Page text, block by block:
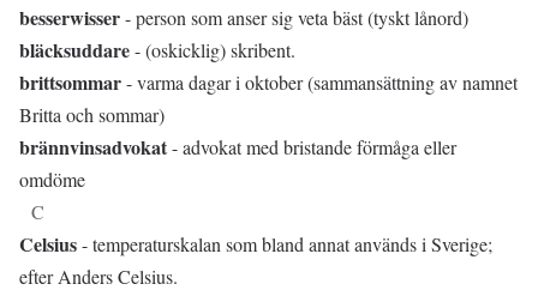
besserwisser- person som anser sig veta bäst (tyskt lånord)
bläcksuddare- (oskicklig) skribent.
brittsommar- varma dagar i oktober (sammansättning av namnet
Britta och sommar)
brännvinsadvokat- advokat med bristande förmåga eller
omdöme
C
Celsius- temperaturskalan som bland annat används i Sverige;
efter Anders Celsius.